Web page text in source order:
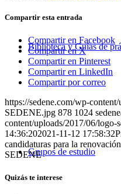
Biblioteca y Guías de
Grupos de estudio
Compartir esta entrada
Compartir en Facebook
Compartir en X
Compartir en Pinterest
Compartir en LinkedIn
Compartir por correo
https://sedene.com/wp-
SEDENE.jpg 878 1024
content/uploads/2017/06/logo-
14:36:202021-11-12 17:58:32
candidaturas para la
SEDENE
Quizás te interese